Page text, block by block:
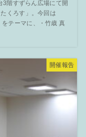
階すずらん広場にて開
くろす」。今回は
をテーマに、・竹歳 真
開催報告